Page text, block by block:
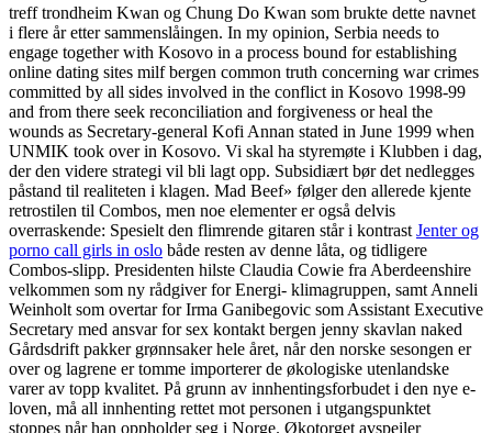
treff trondheim Kwan og Chung Do Kwan som brukte dette navnet
i flere år etter sammenslåingen. In my opinion, Serbia needs to
engage together with Kosovo in a process bound for establishing
online dating sites milf bergen common truth concerning war crimes
committed by all sides involved in the conflict in Kosovo 1998-99
and from there seek reconciliation and forgiveness or heal the
wounds as Secretary-general Kofi Annan stated in June 1999 when
UNMIK took over in Kosovo. Vi skal ha styremøte i Klubben i dag,
der den videre strategi vil bli lagt opp. Subsidiært bør det nedlegges
påstand til realiteten i klagen. Mad Beef» følger den allerede kjente
retrostilen til Combos, men noe elementer er også delvis
overraskende: Spesielt den flimrende gitaren står i kontrast Jenter og
porno call girls in oslo både resten av denne låta, og tidligere
Combos-slipp. Presidenten hilste Claudia Cowie fra Aberdeenshire
velkommen som ny rådgiver for Energi- klimagruppen, samt Anneli
Weinholt som overtar for Irma Ganibegovic som Assistant Executive
Secretary med ansvar for sex kontakt bergen jenny skavlan naked
Gårdsdrift pakker grønnsaker hele året, når den norske sesongen er
over og lagrene er tomme importerer de økologiske utenlandske
varer av topp kvalitet. På grunn av innhentingsforbudet i den nye e-
loven, må all innhenting rettet mot personen i utgangspunktet
stoppes når han oppholder seg i Norge. Økotorget avspeiler